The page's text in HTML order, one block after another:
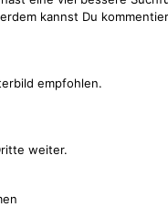
kannst Du
empfohlen.
weiter.